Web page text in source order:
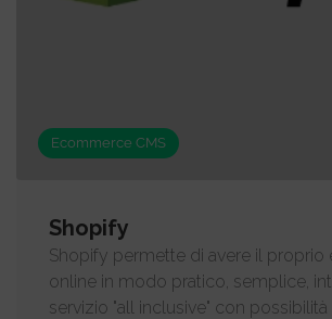
Ecommerce CMS
Shopify
Shopify permette di avere il
online in modo pratico, semplice,
servizio "all inclusive" con